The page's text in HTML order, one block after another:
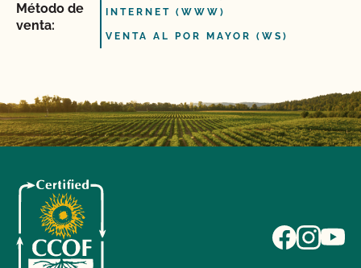
Método de
venta:
INTERNET (WWW)
VENTA AL POR MAYOR (WS)